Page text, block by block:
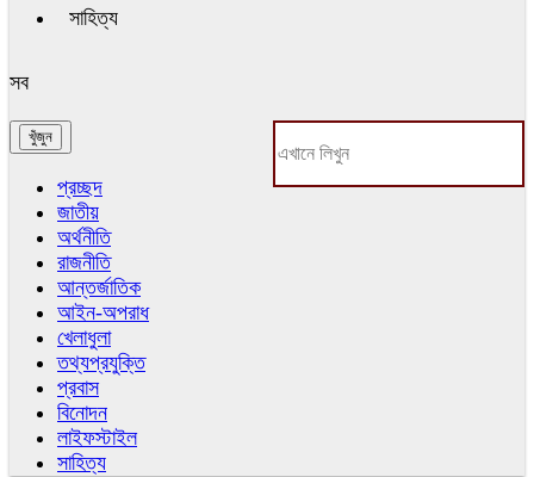
সাহিত্য
সব
প্রচ্ছদ
জাতীয়
অর্থনীতি
রাজনীতি
আন্তর্জাতিক
আইন-অপরাধ
খেলাধুলা
তথ্যপ্রযুক্তি
প্রবাস
বিনোদন
লাইফস্টাইল
সাহিত্য